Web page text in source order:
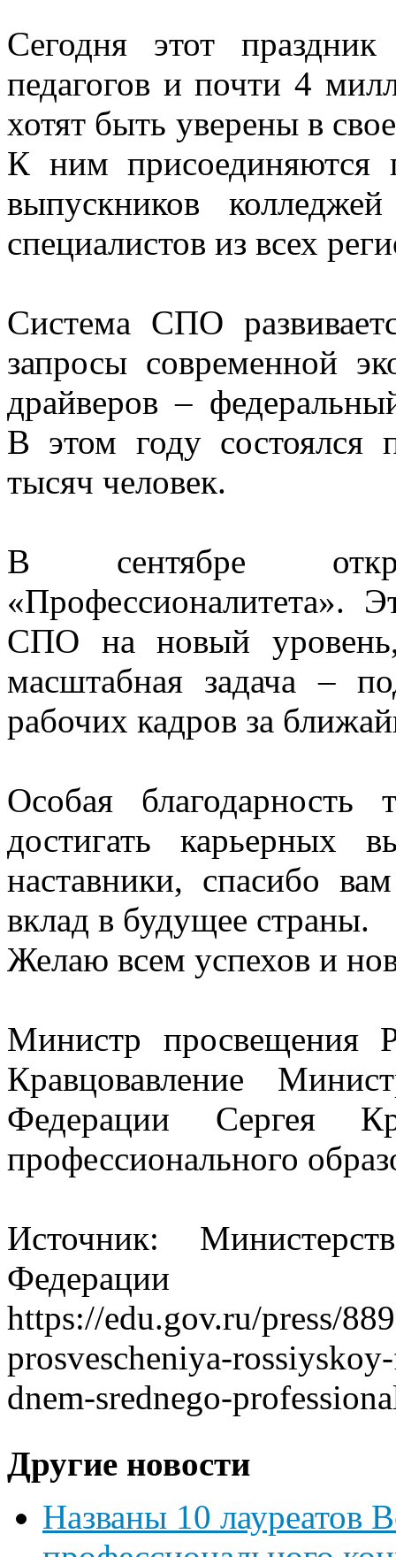
Сегодня этот
педагогов и почти 4
хотят быть уверены в
К ним присоединяются
выпускников
специалистов из всех
Система СПО
запросы современной
драйверов –
В этом году состоялся
тысяч человек.
В сентябре
«Профессионалитета».
СПО на новый
масштабная задача –
рабочих кадров за
Особая благодарность
достигать карьерных
наставники, спасибо
вклад в будущее страны.
Желаю всем успехов и
Министр просвещения
Кравцовавление
Федерации Сергея
профессионального
Источник:
Федерации
https://edu.gov.ru/press/
prosvescheniya-
dnem-srednego-
Другие новости
Названы 10 лауреатов